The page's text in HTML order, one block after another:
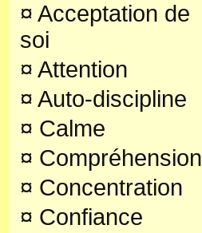
¤ Acceptation de
soi
¤ Attention
¤ Auto-discipline
¤ Calme
¤ Compréhension
¤ Concentration
¤ Confiance